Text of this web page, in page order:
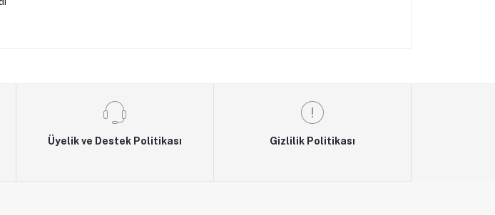
Üyelik ve Destek Politikası Gizlilik Politikası